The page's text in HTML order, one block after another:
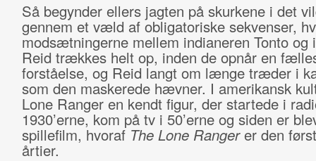
Så begynder ellers jagten på skurkene i det
gennem et væld af obligatoriske sekvenser,
modsætningerne mellem indianeren Tonto og
Reid trækkes helt op, inden de opnår en
forståelse, og Reid langt om længe træder i
som den maskerede hævner. I amerikansk
Lone Ranger en kendt figur, der startede i
1930’erne, kom på tv i 50’erne og siden er
spillefilm, hvoraf The Lone Rangerer den
årtier.